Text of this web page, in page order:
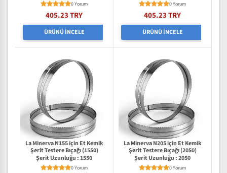
0 Yorum
405.23 TRY
ÜRÜNÜ İNCELE
0 Yorum
405.23 TRY
ÜRÜNÜ İNCELE
La Minerva N155 için Et Kemik
Şerit Testere Bıçağı (1550)
Şerit Uzunluğu : 1550
0 Yorum
La Minerva N205 için Et Kemik
Şerit Testere Bıçağı (2050)
Şerit Uzunluğu : 2050
0 Yorum